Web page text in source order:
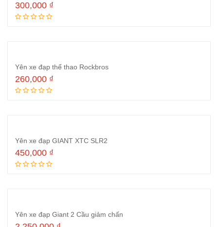
300,000 ₫
Yên xe đạp thể thao Rockbros
260,000 ₫
Yên xe đạp GIANT XTC SLR2
450,000 ₫
Yên xe đạp Giant 2 Cầu giảm chấn